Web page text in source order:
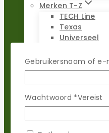
Merken T-Z
TECH Line
Texas
Universeel
Wiper
WOLF-
Zoef Robot
Gebruikersnaam of e-
Wachtwoord *Vereist